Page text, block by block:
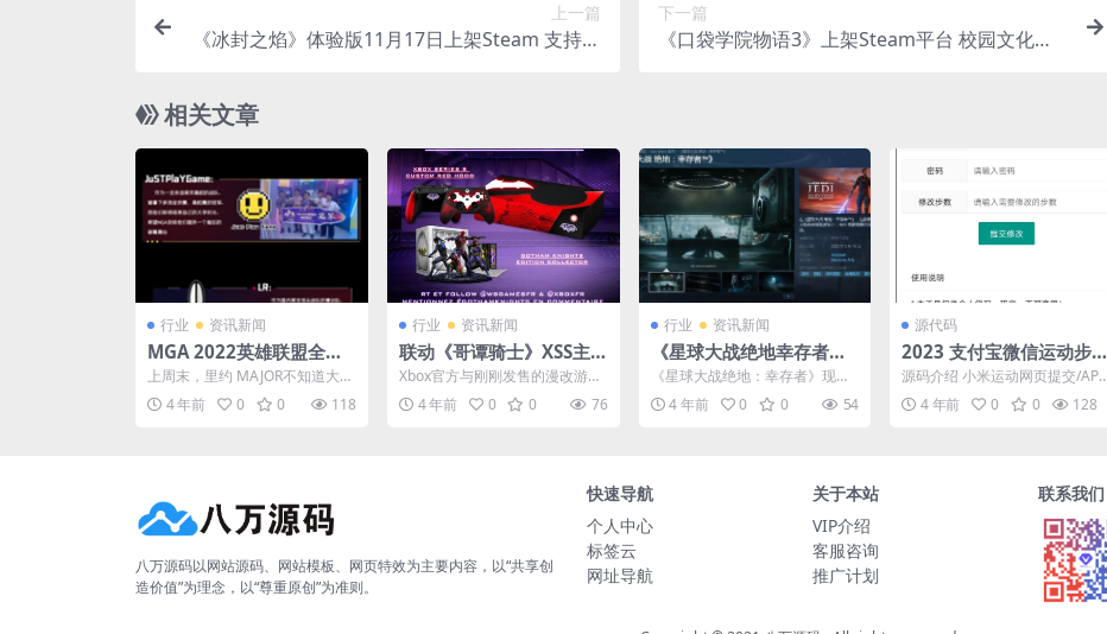
上一篇
《冰封之焰》体验版11月17日上架Steam 支持繁
下一篇
《口袋学院物语3》上架Steam平台 校园文化节
相关文章
行业 资讯新闻
MGA 2022英雄联盟全国
大赛和CSGO 八强赛进入
倒计时
上周末，里约 MAJOR不知道大家
是否看过瘾了呢，没看没过瘾的
话不要担心，因为从...
4 年前 0 0 118
行业 资讯新闻
联动《哥谭骑士》XSS主
机公布 罗宾和红头罩主题
配色
Xbox官方与刚刚发售的漫改游戏
《哥谭骑士》进行联动，推出了
两款游戏角色配色为主...
4 年前 0 0 76
行业 资讯新闻
《星球大战绝地幸存者》P
C配置要求公布 推荐RTX2
070
《星球大战绝地：幸存者》现已
上架Steam页面，将于2023年3
月16日正式发售...
4 年前 0 0 54
源代码
2023 支付宝微信运动步数
原始接口网站PHP源码
源码介绍 小米运动网页提交/API
接口，单文件上传即用，文件名
可随意修改，汉字符...
4 年前 0 0 128
八万源码以网站源码、网站模板、网页特效为主要内容，以“共享创
造价值”为理念，以“尊重原创”为准则。
快速导航
个人中心
标签云
网址导航
关于本站
VIP介绍
客服咨询
推广计划
联系我们